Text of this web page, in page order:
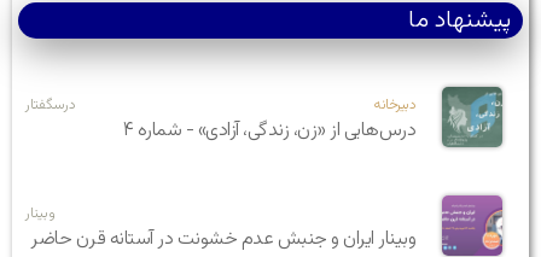
پیشنهاد ما
دبیرخانه درسگفتار
درس‌هایی از «زن، زندگی، آزادی» - شماره ۴
وبینار
وبینار ایران و جنبش عدم خشونت در آستانه قرن حاضر